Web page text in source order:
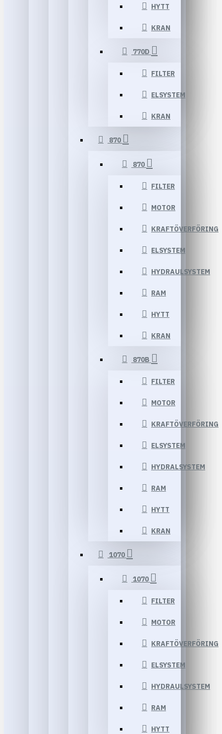
HYTT
KRAN
770D
FILTER
ELSYSTEM
KRAN
870
870
FILTER
MOTOR
KRAFTÖVERFÖRING
ELSYSTEM
HYDRAULSYSTEM
RAM
HYTT
KRAN
870B
FILTER
MOTOR
KRAFTÖVERFÖRING
ELSYSTEM
HYDRALSYSTEM
RAM
HYTT
KRAN
1070
1070
FILTER
MOTOR
KRAFTÖVERFÖRING
ELSYSTEM
HYDRAULSYSTEM
RAM
HYTT